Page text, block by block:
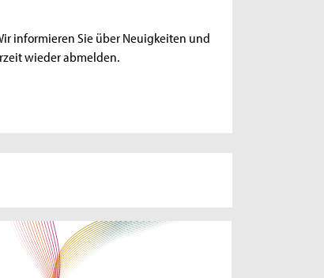
informieren Sie über Neuigkeiten und
wieder abmelden.